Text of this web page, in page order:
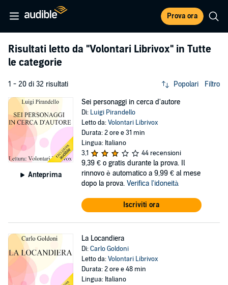
Prova ora
Risultati letto da "Volontari Librivox" in Tutte
le categorie
1 - 20 di 32 risultati Popolari Filtro
Anteprima
Sei personaggi in cerca d'autore
Di: Luigi Pirandello
Letto da:Volontari Librivox
Durata: 2 ore e 31 min
Lingua: Italiano
3,1
44 recensioni
9,39 € o gratis durante la prova. Il
rinnovo è automatico a 9,99 € al mese
dopo la prova. Verifica l'idoneità
Iscriviti ora
La Locandiera
Di:Carlo Goldoni
Letto da:Volontari Librivox
Durata: 2 ore e 48 min
Lingua: Italiano